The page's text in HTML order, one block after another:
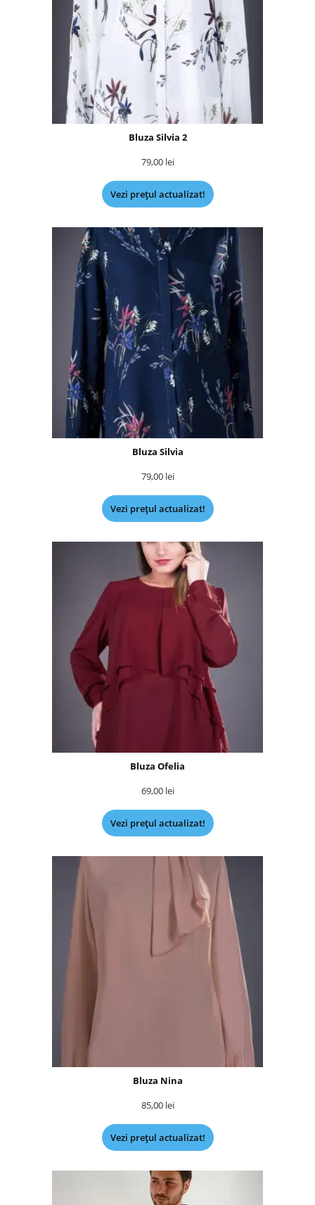
Bluza Silvia 2
79,00 lei
Vezi prețul actualizat!
Bluza Silvia
79,00 lei
Vezi prețul actualizat!
Bluza Ofelia
69,00 lei
Vezi prețul actualizat!
Bluza Nina
85,00 lei
Vezi prețul actualizat!